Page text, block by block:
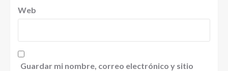
Web
Guardar mi nombre, correo electrónico y sitio